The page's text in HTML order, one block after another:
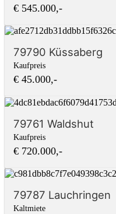
€ 545.000,-
79790 Küssaberg
Kaufpreis
€ 45.000,-
79761 Waldshut
Kaufpreis
€ 720.000,-
79787 Lauchringen
Kaltmiete